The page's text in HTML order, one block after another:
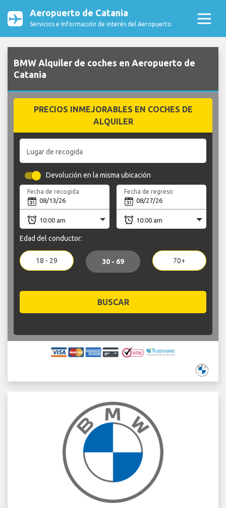
Aeropuerto de Catania
Servicios e Información de interés del Aeropuerto
BMW Alquiler de coches en Aeropuerto de
Catania
PRECIOS INMEJORABLES EN COCHES DE
ALQUILER
Lugar de recogida
Devolución en la misma ubicación
Fecha de recogida Fecha de regreso
Edad del conductor:
18 - 29 30 - 69 70+
BUSCAR